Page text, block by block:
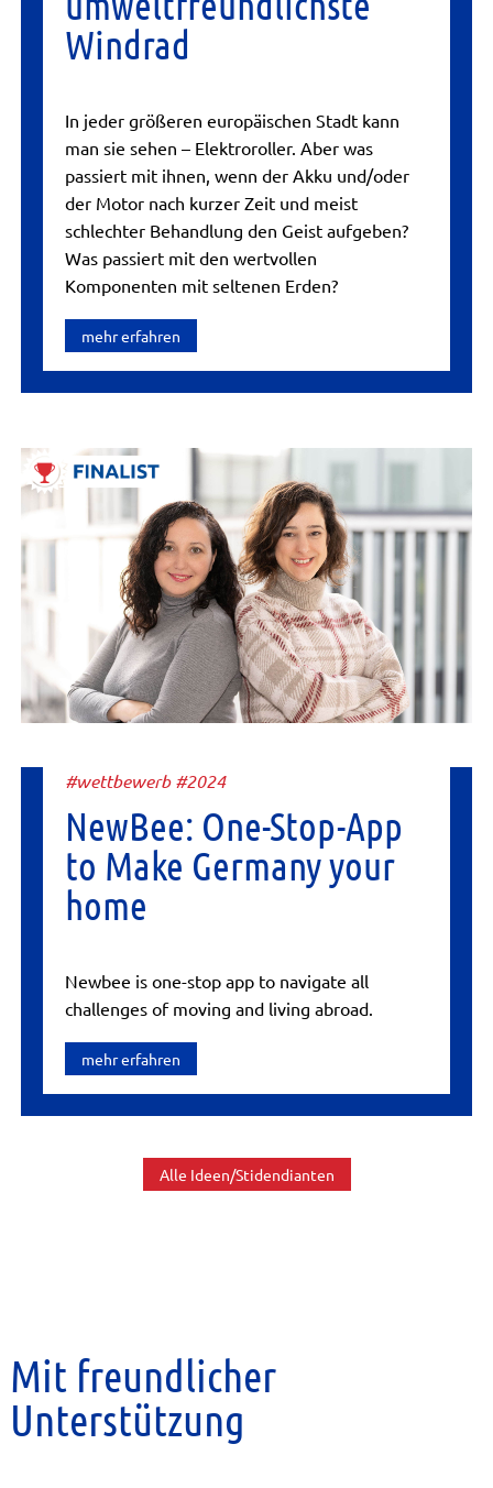
Windrad
In jeder größeren europäischen Stadt kann
man sie sehen – Elektroroller. Aber was
passiert mit ihnen, wenn der Akku und/oder
der Motor nach kurzer Zeit und meist
schlechter Behandlung den Geist aufgeben?
Was passiert mit den wertvollen
Komponenten mit seltenen Erden?
mehr erfahren
#wettbewerb #2024
NewBee: One-Stop-App
to Make Germany your
home
Newbee is one-stop app to navigate all
challenges of moving and living abroad.
mehr erfahren
Alle Ideen/Stidendianten
Mit freundlicher
Unterstützung